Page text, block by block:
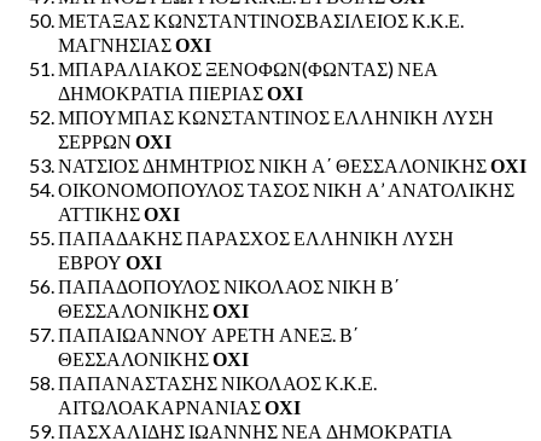
ΜΕΤΑΞΑΣ ΚΩΝΣΤΑΝΤΙΝΟΣΒΑΣΙΛΕΙΟΣ Κ.Κ.Ε.
ΜΑΓΝΗΣΙΑΣΟΧΙ
ΜΠΑΡΑΛΙΑΚΟΣ ΞΕΝΟΦΩΝ(ΦΩΝΤΑΣ) ΝΕΑ
ΔΗΜΟΚΡΑΤΙΑ ΠΙΕΡΙΑΣΟΧΙ
ΜΠΟΥΜΠΑΣ ΚΩΝΣΤΑΝΤΙΝΟΣ ΕΛΛΗΝΙΚΗ ΛΥΣΗ
ΣΕΡΡΩΝ ΟΧΙ
ΝΑΤΣΙΟΣ ΔΗΜΗΤΡΙΟΣ ΝΙΚΗ Α΄ ΘΕΣΣΑΛΟΝΙΚΗΣΟΧΙ
ΟΙΚΟΝΟΜΟΠΟΥΛΟΣ ΤΑΣΟΣ ΝΙΚΗ Α’ ΑΝΑΤΟΛΙΚΗΣ
ΑΤΤΙΚΗΣΟΧΙ
ΠΑΠΑΔΑΚΗΣ ΠΑΡΑΣΧΟΣ ΕΛΛΗΝΙΚΗ ΛΥΣΗ
ΕΒΡΟΥ ΟΧΙ
ΠΑΠΑΔΟΠΟΥΛΟΣ ΝΙΚΟΛΑΟΣ ΝΙΚΗ Β΄
ΘΕΣΣΑΛΟΝΙΚΗΣΟΧΙ
ΠΑΠΑΙΩΑΝΝΟΥ ΑΡΕΤΗ ΑΝΕΞ. Β΄
ΘΕΣΣΑΛΟΝΙΚΗΣΟΧΙ
ΠΑΠΑΝΑΣΤΑΣΗΣ ΝΙΚΟΛΑΟΣ Κ.Κ.Ε.
ΑΙΤΩΛΟΑΚΑΡΝΑΝΙΑΣΟΧΙ
ΠΑΣΧΑΛΙΔΗΣ ΙΩΑΝΝΗΣ ΝΕΑ ΔΗΜΟΚΡΑΤΙΑ